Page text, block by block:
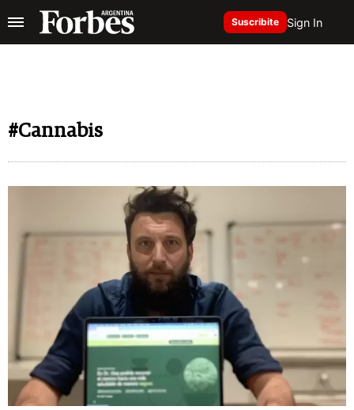
Suscribite Sign In
#Cannabis